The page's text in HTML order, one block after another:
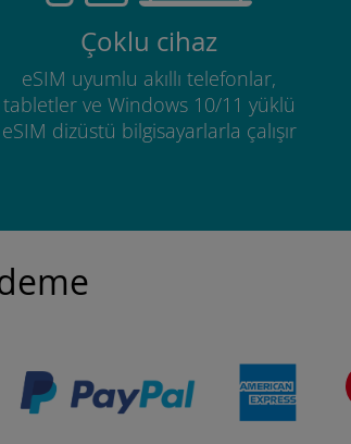
Çoklu cihaz
eSIM uyumlu akıllı telefonlar,
tabletler ve Windows 10/11 yüklü
eSIM dizüstü bilgisayarlarla çalışır